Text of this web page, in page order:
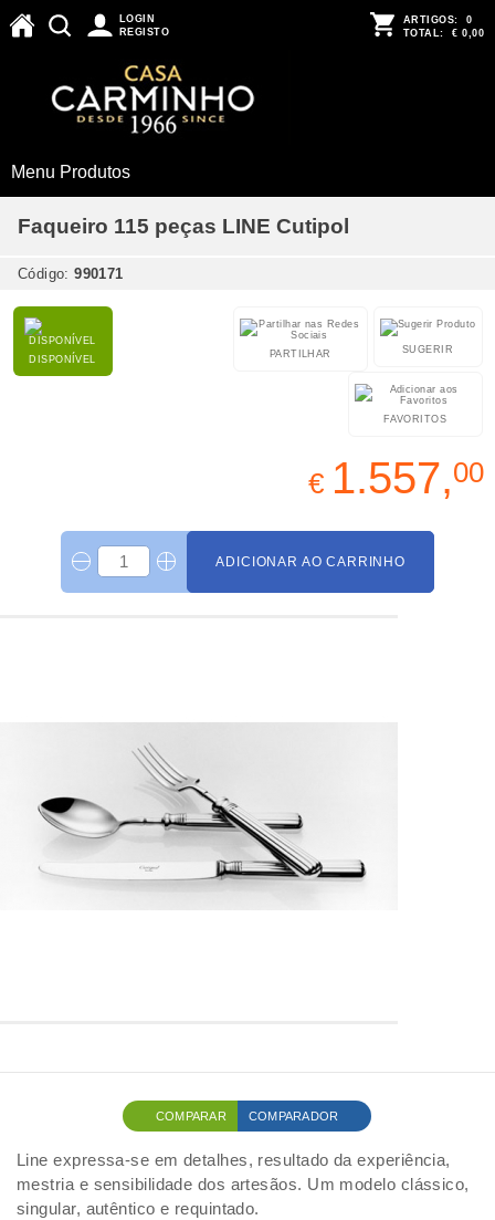
LOGIN
REGISTO
ARTIGOS: 0
TOTAL: € 0,00
Menu Produtos
Faqueiro 115 peças LINE Cutipol
Código:990171
DISPONÍVEL
SUGERIR
PARTILHAR
FAVORITOS
€ 1.557,00
ADICIONAR AO CARRINHO
COMPARAR COMPARADOR
Line expressa-se em detalhes, resultado da experiência,
mestria e sensibilidade dos artesãos. Um modelo clássico,
singular, autêntico e requintado.